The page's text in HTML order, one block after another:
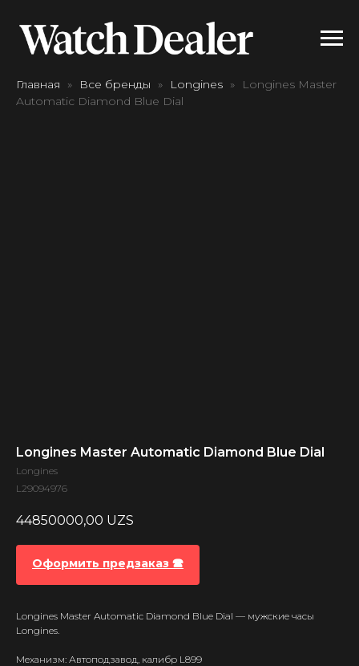
Главная Все бренды Longines
Longines Master
Automatic Diamond Blue Dial
Longines Master Automatic Diamond Blue Dial
Longines
L29094976
44850000,00 UZS
Оформить предзаказ 🕿
Longines Master Automatic Diamond Blue Dial — мужские часы
Longines.
Механизм: Автоподзавод, калибр L899